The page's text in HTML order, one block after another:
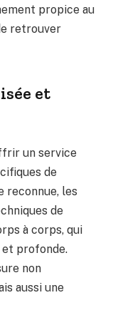
propice au
retrouver
et
un service
de
reconnue, les
de
à corps, qui
et profonde.
non
aussi une